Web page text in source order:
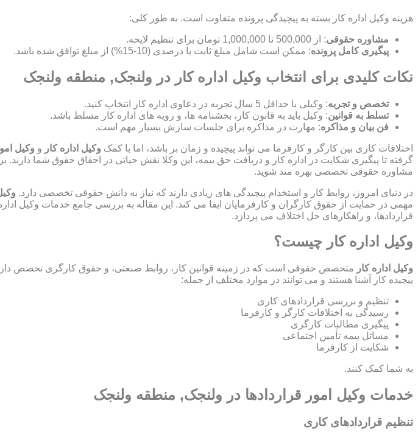
هزینه وکیل اداره کار بسته به پیچیدگی پرونده متفاوت است. به طور کلی:
مشاوره حقوقی: از 500,000 تا 1,000,000 تومان برای تنظیم لایحه.
پیگیری کامل پرونده: ممکن است شامل مبلغ ثابت یا درصدی (10-15%) از مبلغ توافق شده باشد.
نکات کلیدی برای انتخاب وکیل اداره کار در ولنجک, منطقه ولنجک
تخصص و تجربه: وکیلی با حداقل 5 سال تجربه در دعاوی اداره کار انتخاب کنید.
تسلط به قوانین: وکیل باید به قانون کار، بخشنامه ها، و رویه های اداره کار مسلط باشد.
فن بیان و مذاکره: مهارت در مذاکره برای جلسات سازش بسیار مهم است.
اختلافات کاری بین کارگر و کارفرما می تواند پیچیده و زمان بر باشد، اما با کمک وکیل اداره کار و وکیل
گرفته تا پیگیری شکایت در اداره کار و دریافت حق بیمه، این وکلا نقش حیاتی در احقاق حقوق شما
مشاوره حقوقی تخصصی بهره مند شوید.
در دنیای امروز، روابط کار و استخدام پیچیدگی های زیادی دارند که نیاز به دانش حقوقی تخصصی دارد.
مهمی در حمایت از حقوق کارگران و کارفرمایان ایفا می کند. این مقاله به بررسی جامع خدمات وکیل اداره
قراردادها، و راهکارهای حل اختلاف می پردازد.
وکیل اداره کار چیست؟
وکیل اداره کار متخصص حقوقی است که در زمینه قوانین کار، روابط صنعتی، و حقوق کارگری تخصص دارد.
پیچیده کار آشنا هستند و می توانند در موارد مختلف از جمله:
تنظیم و بررسی قراردادهای کاری
رسیدگی به اختلافات کارگر و کارفرما
پیگیری مطالبات کارگری
مسائل بیمه تأمین اجتماعی
شکایت از کارفرما
به شما کمک کنند.
خدمات وکیل امور قراردادها در ولنجک, منطقه ولنجک
تنظیم قراردادهای کاری